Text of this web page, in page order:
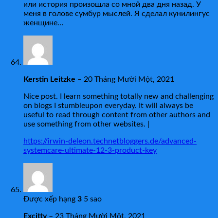
или история произошла со мной два дня назад. У
меня в голове сумбур мыслей. Я сделал кунилингус
женщине…
Kerstin Leitzke – 20 Tháng Mười Một, 2021
Nice post. I learn something totally new and challenging
on blogs I stumbleupon everyday. It will always be
useful to read through content from other authors and
use something from other websites. |
https://irwin-deleon.technetbloggers.de/advanced-
systemcare-ultimate-12-3-product-key
Được xếp hạng 3 5 sao
Excitty – 23 Tháng Mười Một, 2021